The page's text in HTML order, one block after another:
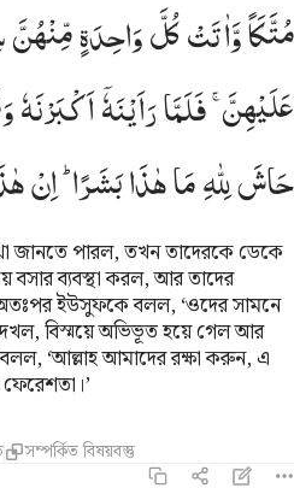
مُتَّكَاًوَّاٰتَتْكُلَّوَاحِدَةٍمِّنْهُنَّ
عَلَیْهِنَّ ۚ فَلَمَّارَاَیْنَهٗۤاَكْبَرْنَهٗ
حَاشَلِلّٰهِمَاهٰذَابَشَرًا ؕ اِنْ
জানতে পারল, তখন তাদেরকে ডেকে
বসার ব্যবস্থা করল, আর তাদের
ইউসুফকে বলল, ‘ওদের সামনে
বিস্ময়ে অভিভূত হয়ে গেল আর
‘আল্লাহ আমাদের রক্ষা করুন, এ
সম্পর্কিত বিষয়বস্তু